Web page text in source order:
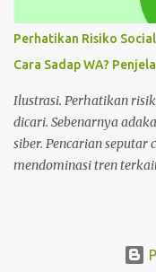
Deface website bisa
keseluruhan. Mulai dari
iklan, mengubah
Pada dasarnya, deface
Seperti menunjukkan
hanya kesenangan
Perhatikan Risiko
Cara Sadap WA?
Ilustrasi. Perhatikan
dicari. Sebenarnya
siber. Pencarian seputar
mendominasi tren
sadap WhatsApp